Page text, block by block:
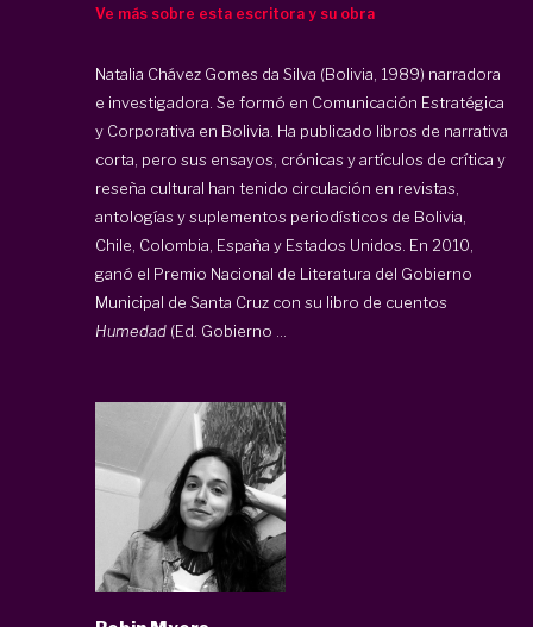
Ve más sobre esta escritora y su obra
Natalia Chávez Gomes da Silva (Bolivia, 1989) narradora
e investigadora. Se formó en Comunicación Estratégica
y Corporativa en Bolivia. Ha publicado libros de narrativa
corta, pero sus ensayos, crónicas y artículos de crítica y
reseña cultural han tenido circulación en revistas,
antologías y suplementos periodísticos de Bolivia,
Chile, Colombia, España y Estados Unidos. En 2010,
ganó el Premio Nacional de Literatura del Gobierno
Municipal de Santa Cruz con su libro de cuentos
Humedad (Ed. Gobierno ...